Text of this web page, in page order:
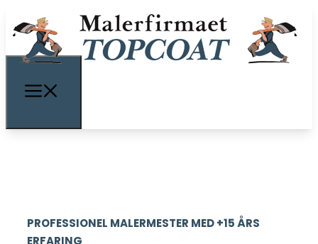
PROFESSIONEL MALERMESTER MED +15 ÅRS
ERFARING